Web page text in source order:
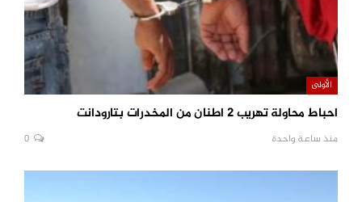
الأولى
احباط محاولة تهريب 2 اطنان من المخدرات بتارودانت
منذ ساعة واحدة